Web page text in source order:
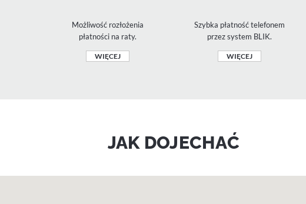
Możliwość rozłożenia
płatności na raty.
WIĘCEJ
Szybka płatność telefonem
przez system BLIK.
WIĘCEJ
JAK DOJECHAĆ